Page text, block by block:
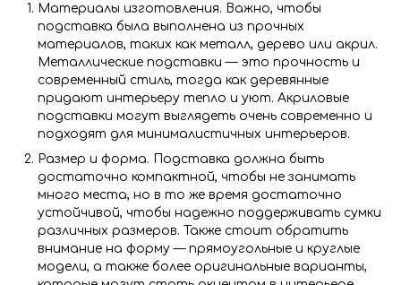
Материалы изготовления. Важно, чтобы
подставка была выполнена из прочных
материалов, таких как металл, дерево или акрил.
Металлические подставки — это прочность и
современный стиль, тогда как деревянные
придают интерьеру тепло и уют. Акриловые
подставки могут выглядеть очень современно и
подходят для минималистичных интерьеров.
Размер и форма. Подставка должна быть
достаточно компактной, чтобы не занимать
много места, но в то же время достаточно
устойчивой, чтобы надежно поддерживать сумки
различных размеров. Также стоит обратить
внимание на форму — прямоугольные и круглые
модели, а также более оригинальные варианты,